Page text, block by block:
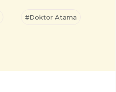
#Doktor Atama